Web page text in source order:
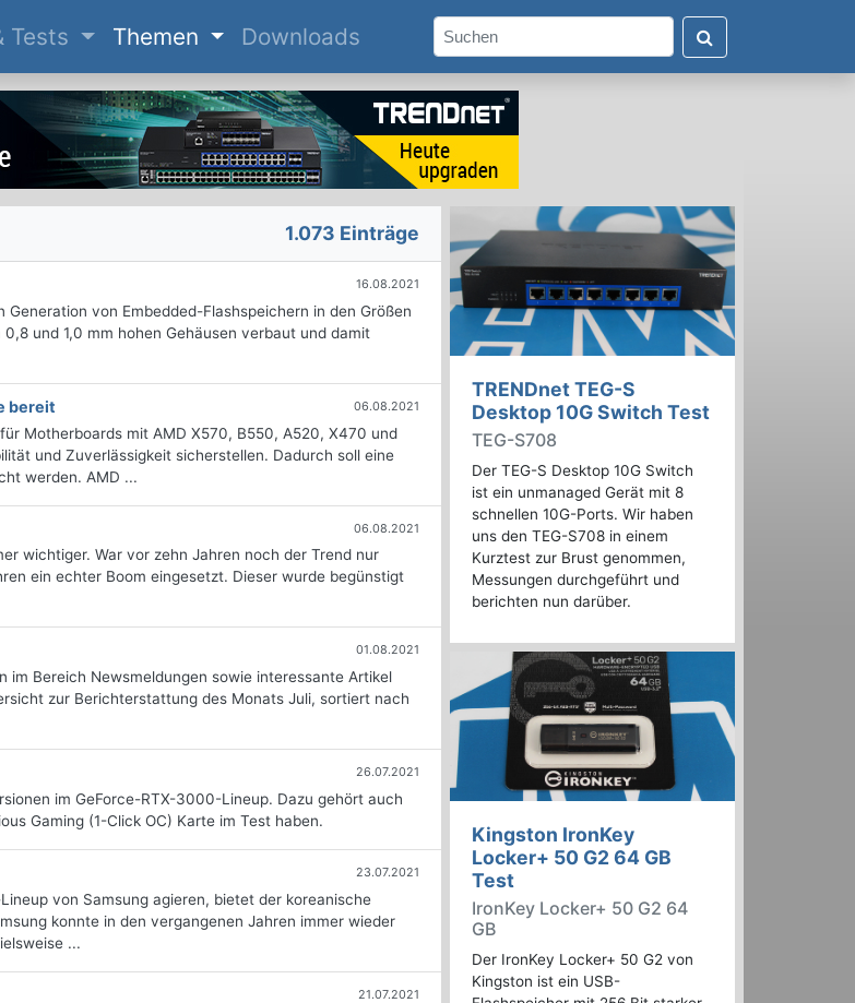
Tests Themen Downloads
1.073 Einträge
16.08.2021
von Embedded-Flashspeichern in den Größen
und 1,0 mm hohen Gehäusen verbaut und damit
bereit 06.08.2021
Motherboards mit AMD X570, B550, A520, X470 und
und Zuverlässigkeit sicherstellen. Dadurch soll eine
werden. AMD ...
06.08.2021
wichtiger. War vor zehn Jahren noch der Trend nur
ein echter Boom eingesetzt. Dieser wurde begünstigt
01.08.2021
im Bereich Newsmeldungen sowie interessante Artikel
zur Berichterstattung des Monats Juli, sortiert nach
26.07.2021
im GeForce-RTX-3000-Lineup. Dazu gehört auch
Gaming (1-Click OC) Karte im Test haben.
23.07.2021
von Samsung agieren, bietet der koreanische
konnte in den vergangenen Jahren immer wieder
...
21.07.2021
TRENDnet TEG-S
Desktop 10G Switch Test
TEG-S708
Der TEG-S Desktop 10G Switch
ist ein unmanaged Gerät mit 8
schnellen 10G-Ports. Wir haben
uns den TEG-S708 in einem
Kurztest zur Brust genommen,
Messungen durchgeführt und
berichten nun darüber.
Kingston IronKey
Locker+ 50 G2 64 GB
Test
IronKey Locker+ 50 G2 64
GB
Der IronKey Locker+ 50 G2 von
Kingston ist ein USB-